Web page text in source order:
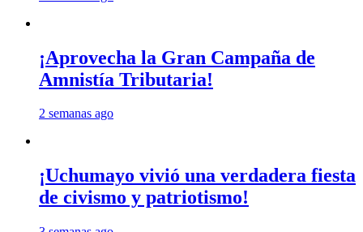
¡Aprovecha la Gran Campaña de
Amnistía Tributaria!
2 semanas ago
¡Uchumayo vivió una verdadera fiesta
de civismo y patriotismo!